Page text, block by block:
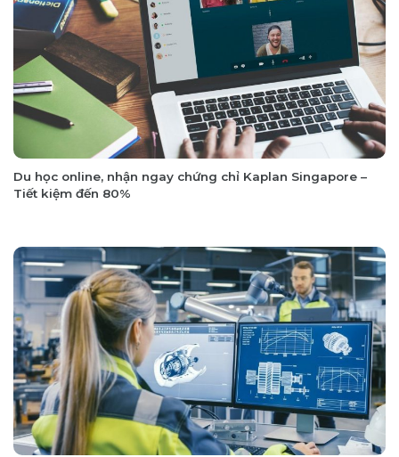
Du học online, nhận ngay chứng chỉ Kaplan Singapore –
Tiết kiệm đến 80%